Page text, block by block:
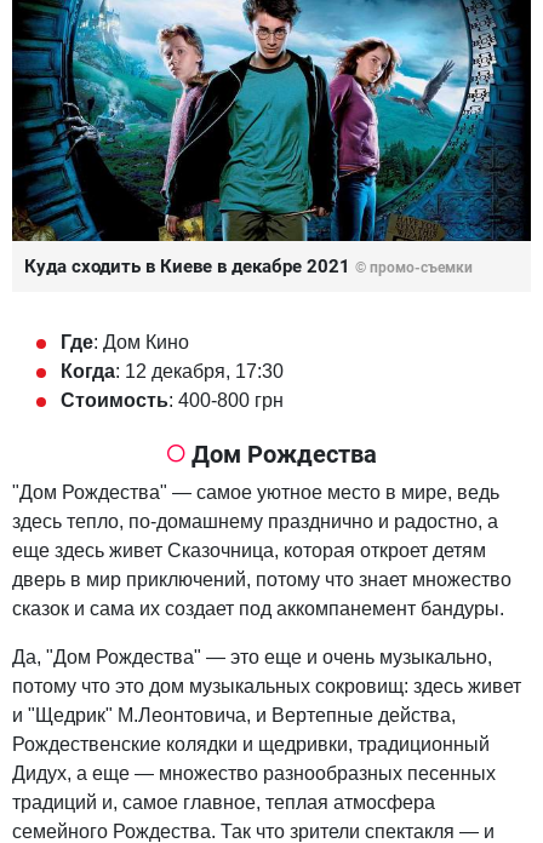
Куда сходить в Киеве в декабре 2021 © промо-съемки
Где: Дом Кино
Когда: 12 декабря, 17:30
Стоимость: 400-800 грн
Дом Рождества
"Дом Рождества" — самое уютное место в мире, ведь
здесь тепло, по-домашнему празднично и радостно, а
еще здесь живет Сказочница, которая откроет детям
дверь в мир приключений, потому что знает множество
сказок и сама их создает под аккомпанемент бандуры.
Да, "Дом Рождества" — это еще и очень музыкально,
потому что это дом музыкальных сокровищ: здесь живет
и "Щедрик" М.Леонтовича, и Вертепные действа,
Рождественские колядки и щедривки, традиционный
Дидух, а еще — множество разнообразных песенных
традиций и, самое главное, теплая атмосфера
семейного Рождества. Так что зрители спектакля — и